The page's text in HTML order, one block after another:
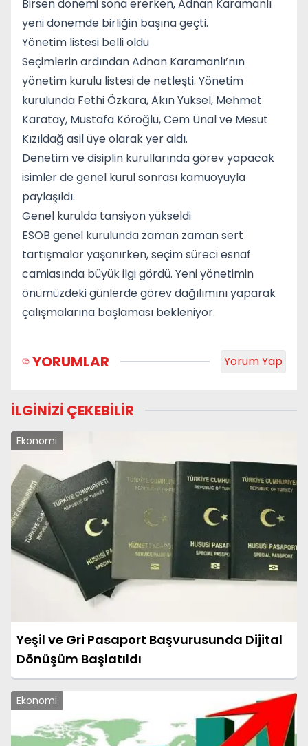
Birsen dönemi sona ererken, Adnan Karamanlı
yeni dönemde birliğin başına geçti.
Yönetim listesi belli oldu
Seçimlerin ardından Adnan Karamanlı’nın
yönetim kurulu listesi de netleşti. Yönetim
kurulunda Fethi Özkara, Akın Yüksel, Mehmet
Karatay, Mustafa Köroğlu, Cem Ünal ve Mesut
Kızıldağ asil üye olarak yer aldı.
Denetim ve disiplin kurullarında görev yapacak
isimler de genel kurul sonrası kamuoyuyla
paylaşıldı.
Genel kurulda tansiyon yükseldi
ESOB genel kurulunda zaman zaman sert
tartışmalar yaşanırken, seçim süreci esnaf
camiasında büyük ilgi gördü. Yeni yönetimin
önümüzdeki günlerde görev dağılımını yaparak
çalışmalarına başlaması bekleniyor.
YORUMLAR Yorum Yap
İLGİNİZİ ÇEKEBİLİR
Ekonomi
Yeşil ve Gri Pasaport Başvurusunda Dijital
Dönüşüm Başlatıldı
Ekonomi